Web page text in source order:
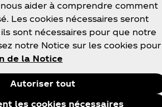
aider à comprendre comment
Les cookies nécessaires seront
sont nécessaires pour que notre
notre Notice sur les cookies pour
de la Notice
Autoriser tout
les cookies nécessaires